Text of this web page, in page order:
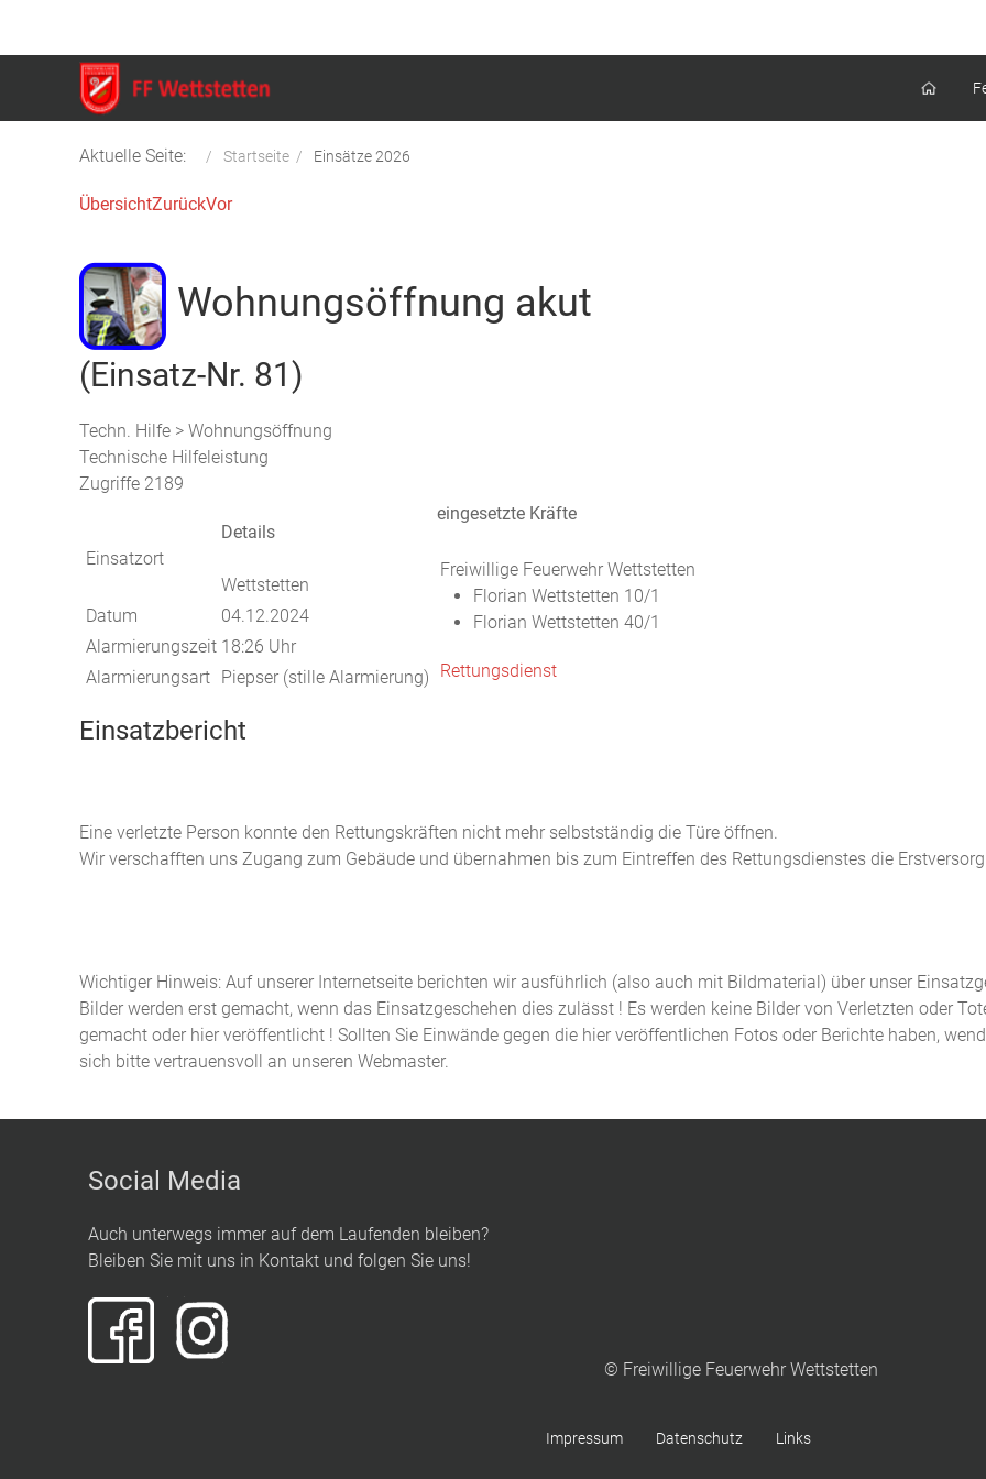
Aktuelle Seite: Startseite Einsätze 2026
ÜbersichtZurückVor
Wohnungsöffnung akut
(Einsatz-Nr. 81)
Techn. Hilfe > Wohnungsöffnung
Technische Hilfeleistung
Zugriffe 2189
Einsatzort
Details
Wettstetten
Datum
04.12.2024
Alarmierungszeit 18:26 Uhr
Alarmierungsart Piepser (stille Alarmierung)
eingesetzte Kräfte
Freiwillige Feuerwehr Wettstetten
Florian Wettstetten 10/1
Florian Wettstetten 40/1
Rettungsdienst
Einsatzbericht
Eine verletzte Person konnte den Rettungskräften nicht mehr selbstständig die Türe öffnen.
Wir verschafften uns Zugang zum Gebäude und übernahmen bis zum Eintreffen des Rettungsdienstes die
Wichtiger Hinweis: Auf unserer Internetseite berichten wir ausführlich (also auch mit Bildmaterial) über unser
Bilder werden erst gemacht, wenn das Einsatzgeschehen dies zulässt ! Es werden keine Bilder von Verletzten oder
gemacht oder hier veröffentlicht ! Sollten Sie Einwände gegen die hier veröffentlichen Fotos oder Berichte haben,
sich bitte vertrauensvoll an unseren Webmaster.
Social Media
Auch unterwegs immer auf dem Laufenden bleiben?
Bleiben Sie mit uns in Kontakt und folgen Sie uns!
© Freiwillige Feuerwehr Wettstetten
Impressum Datenschutz Links